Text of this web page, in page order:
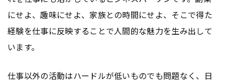
にせよ、趣味にせよ、家族との時間にせよ、そこで得た
経験を仕事に反映することで人間的な魅力を生み出して
います。
仕事以外の活動はハードルが低いものでも問題なく、日